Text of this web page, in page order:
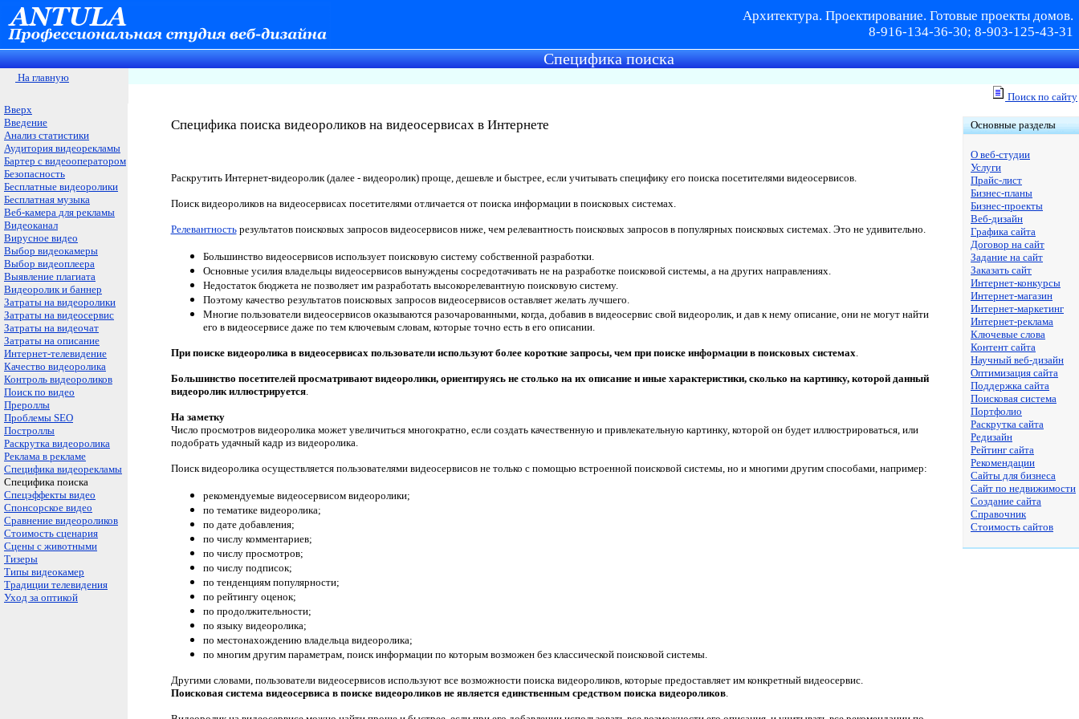
Архитектура. Проектирование. Готовые проекты домов.
8-916-134-36-30; 8-903-125-43-31
Специфика поиска
На главную
Поиск по сайту
Вверх
Введение
Анализ статистики
Аудитория видеорекламы
Бартер с видеооператором
Безопасность
Бесплатные видеоролики
Бесплатная музыка
Веб-камера для рекламы
Видеоканал
Вирусное видео
Выбор видеокамеры
Выбор видеоплеера
Выявление плагиата
Видеоролик и баннер
Затраты на видеоролики
Затраты на видеосервис
Затраты на видеочат
Затраты на описание
Интернет-телевидение
Качество видеоролика
Контроль видеороликов
Поиск по видео
Прероллы
Проблемы SEO
Построллы
Раскрутка видеоролика
Реклама в рекламе
Специфика видеорекламы
Специфика поиска
Спецэффекты видео
Спонсорское видео
Сравнение видеороликов
Стоимость сценария
Сцены с животными
Тизеры
Типы видеокамер
Традиции телевидения
Уход за оптикой
Специфика поиска видеороликов на видеосервисах в Интернете
Раскрутить Интернет-видеоролик (далее - видеоролик) проще, дешевле и быстрее, если учитывать специфику его поиска посетителями видеосервисов.
Поиск видеороликов на видеосервисах посетителями отличается от поиска информации в поисковых системах.
Релевантностьрезультатов поисковых запросов видеосервисов ниже, чем релевантность поисковых запросов в популярных поисковых системах. Это не удивительно.
Большинство видеосервисов использует поисковую систему собственной разработки.
Основные усилия владельцы видеосервисов вынуждены сосредотачивать не на разработке поисковой системы, а на других направлениях.
Недостаток бюджета не позволяет им разработать высокорелевантную поисковую систему.
Поэтому качество результатов поисковых запросов видеосервисов оставляет желать лучшего.
Многие пользователи видеосервисов оказываются разочарованными, когда, добавив в видеосервис свой видеоролик, и дав к нему описание, они не могут найти
его в видеосервисе даже по тем ключевым словам, которые точно есть в его описании.
При поиске видеоролика в видеосервисах пользователи используют более короткие запросы, чем при поиске информации в поисковых системах.
Большинство посетителей просматривают видеоролики, ориентируясь не столько на их описание и иные характеристики, сколько на картинку, которой данный
видеоролик иллюстрируется.
На заметку
Число просмотров видеоролика может увеличиться многократно, если создать качественную и привлекательную картинку, которой он будет иллюстрироваться, или
подобрать удачный кадр из видеоролика.
Поиск видеоролика осуществляется пользователями видеосервисов не только с помощью встроенной поисковой системы, но и многими другим способами, например:
рекомендуемые видеосервисом видеоролики;
по тематике видеоролика;
по дате добавления;
по числу комментариев;
по числу просмотров;
по числу подписок;
по тенденциям популярности;
по рейтингу оценок;
по продолжительности;
по языку видеоролика;
по местонахождению владельца видеоролика;
по многим другим параметрам, поиск информации по которым возможен без классической поисковой системы.
Другими словами, пользователи видеосервисов используют все возможности поиска видеороликов, которые предоставляет им конкретный видеосервис.
Поисковая система видеосервиса в поиске видеороликов не является единственным средством поиска видеороликов.
Основные разделы
О веб-студии
Услуги
Прайс-лист
Бизнес-планы
Бизнес-проекты
Веб-дизайн
Графика сайта
Договор на сайт
Задание на сайт
Заказать сайт
Интернет-конкурсы
Интернет-магазин
Интернет-маркетинг
Интернет-реклама
Ключевые слова
Контент сайта
Научный веб-дизайн
Оптимизация сайта
Поддержка сайта
Поисковая система
Портфолио
Раскрутка сайта
Редизайн
Рейтинг сайта
Рекомендации
Сайты для бизнеса
Сайт по недвижимости
Создание сайта
Справочник
Стоимость сайтов